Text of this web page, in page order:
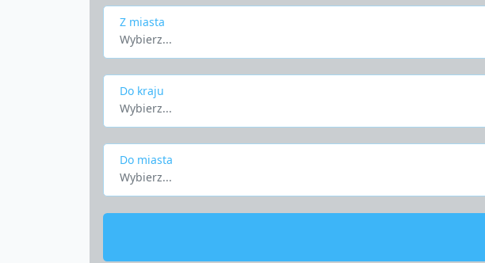
Z miasta
Wybierz...
Do kraju
Wybierz...
Do miasta
Wybierz...